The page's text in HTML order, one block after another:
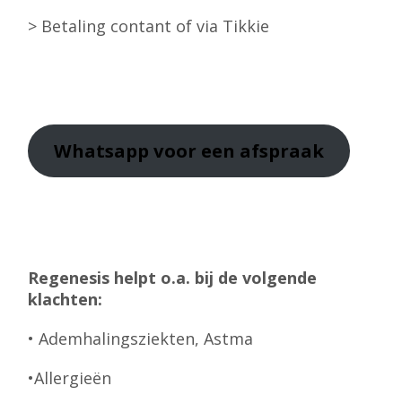
> Betaling contant of via Tikkie
Whatsapp voor een afspraak
Regenesis helpt o.a. bij de volgende
klachten:
• Ademhalingsziekten, Astma
•Allergieën